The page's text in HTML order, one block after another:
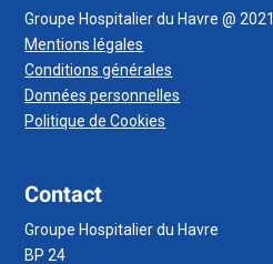
Groupe Hospitalier du Havre @ 2021
Mentions légales
Conditions générales
Données personnelles
Politique de Cookies
Contact
Groupe Hospitalier du Havre
BP 24